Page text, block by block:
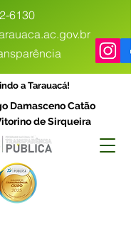
6130
a Tarauacá!
Damasceno Catão
de Sirqueira